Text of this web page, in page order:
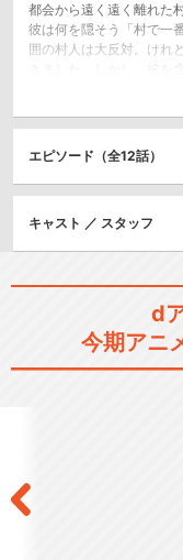
都会から遠く遠く離れた
彼は何を隠そう「村で一
囲の村人は大反対。けれ
きました。しかし、彼を
のです。自分たちがかつ
常識外れに強いことを
果てには家事もおまかせ
ファンタジー、ここに開
SF/ファンタジー
エピソード（全12話）
キャスト ／ スタッフ
d
今期アニ